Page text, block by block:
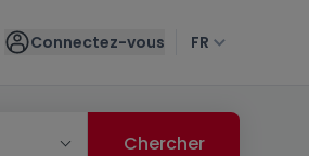
Connectez-vous FR